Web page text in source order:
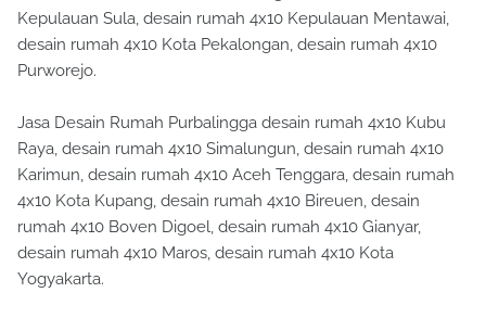
Kepulauan Sula, desain rumah 4x10 Kepulauan Mentawai,
desain rumah 4x10 Kota Pekalongan, desain rumah 4x10
Purworejo.
Jasa Desain Rumah Purbalingga desain rumah 4x10 Kubu
Raya, desain rumah 4x10 Simalungun, desain rumah 4x10
Karimun, desain rumah 4x10 Aceh Tenggara, desain rumah
4x10 Kota Kupang, desain rumah 4x10 Bireuen, desain
rumah 4x10 Boven Digoel, desain rumah 4x10 Gianyar,
desain rumah 4x10 Maros, desain rumah 4x10 Kota
Yogyakarta.